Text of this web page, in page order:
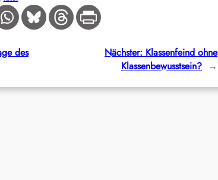
des
Nächster: Klassenfeind ohne
Klassenbewusstsein? →